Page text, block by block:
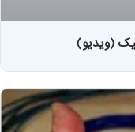
(ویدیو)